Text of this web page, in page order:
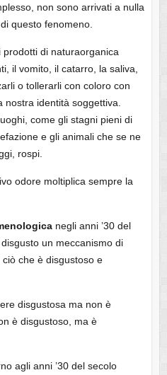
non sono arrivati a nulla
questo fenomeno.
di naturaorganica
il vomito, il catarro, la saliva,
o tollerarli con coloro con
nostra identità soggettiva.
come gli stagni pieni di
e gli animali che se ne
rospi.
odore moltiplica sempre la
negli anni ’30 del
un meccanismo di
che è disgustoso e
disgustosa ma non è
è disgustoso, ma è
agli anni ’30 del secolo